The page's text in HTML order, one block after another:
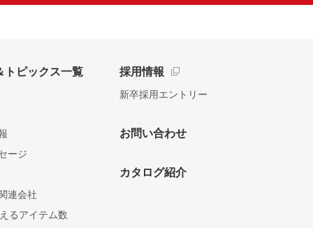
トピックス一覧
ージ
連会社
るアイテム数
採用情報
新卒採用エントリー
お問い合わせ
カタログ紹介